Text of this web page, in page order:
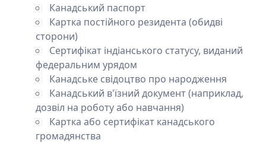
Канадський паспорт
Картка постійного резидента (обидві
сторони)
Сертифікат індіанського статусу, виданий
федеральним урядом
Канадське свідоцтво про народження
Канадський в'їзний документ (наприклад,
дозвіл на роботу або навчання)
Картка або сертифікат канадського
громадянства